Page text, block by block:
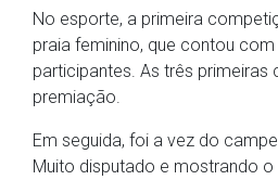
No esporte, a primeira
praia feminino, que contou
participantes. As três
premiação.
Em seguida, foi a vez do
Muito disputado e mostrando o